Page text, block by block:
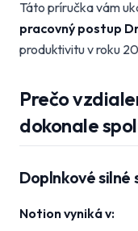
Táto príručka vám
pracovný postup
produktivitu v roku
Prečo
dokonale
Doplnkové silné
Notion vyniká v: